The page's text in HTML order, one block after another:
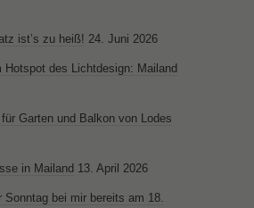
ist’s zu heiß! 24. Juni 2026
Hotspot des Lichtdesign: Mailand
Garten und Balkon von Lodes
in Mailand 13. April 2026
Sonntag bei mir bereits am 18.